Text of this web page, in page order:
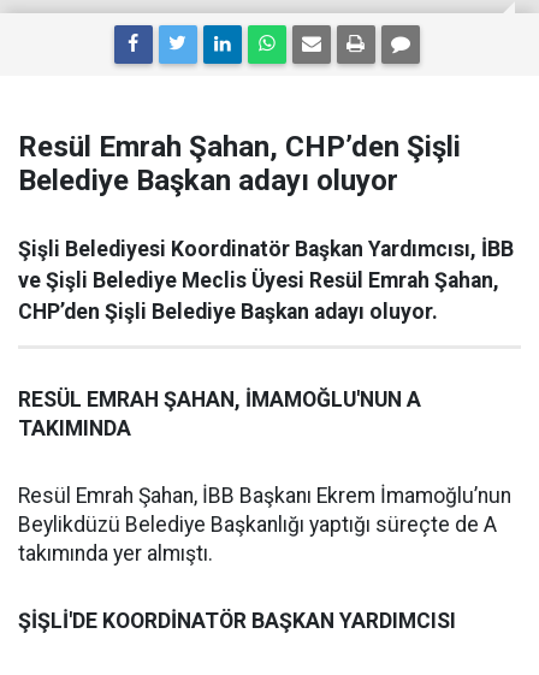
Resül Emrah Şahan, CHP’den Şişli
Belediye Başkan adayı oluyor
Şişli Belediyesi Koordinatör Başkan Yardımcısı, İBB
ve Şişli Belediye Meclis Üyesi Resül Emrah Şahan,
CHP’den Şişli Belediye Başkan adayı oluyor.
RESÜL EMRAH ŞAHAN, İMAMOĞLU'NUN A
TAKIMINDA
Resül Emrah Şahan, İBB Başkanı Ekrem İmamoğlu’nun
Beylikdüzü Belediye Başkanlığı yaptığı süreçte de A
takımında yer almıştı.
ŞİŞLİ'DE KOORDİNATÖR BAŞKAN YARDIMCISI